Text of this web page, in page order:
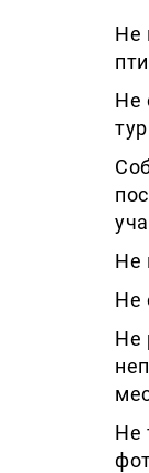
Не
Не
Не
Не
Не
Не